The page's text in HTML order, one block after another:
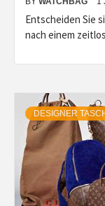
Entscheiden Sie
nach einem
DESIGNER